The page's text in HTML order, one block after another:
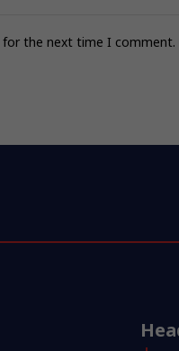
for the next time I comment.